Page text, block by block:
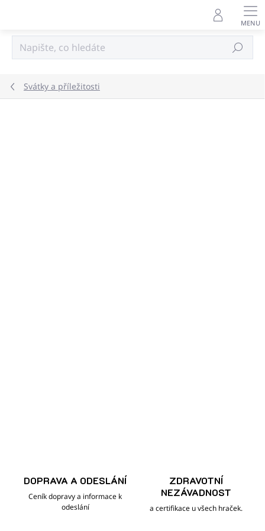
Hledat
Svátky a příležitosti
DOPRAVA A ODESLÁNÍ
Ceník dopravy a informace k
odeslání
ZDRAVOTNÍ
NEZÁVADNOST
a certifikace u všech hraček.